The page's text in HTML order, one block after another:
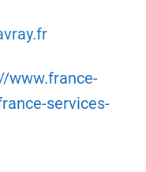
www.france-
services-